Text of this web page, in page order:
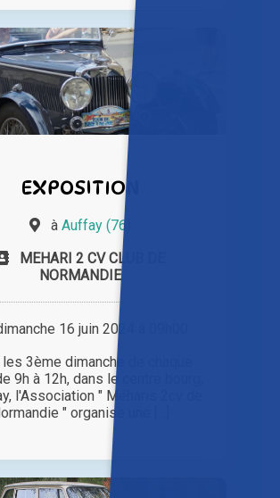
EXPOSITION
à Auffay (76)
MEHARI 2 CV CLUB DE
NORMANDIE
16 juin 2024 à 09h00
3ème dimanche de chaque
9h à 12h, dans le centre bourg,
l'Association " Méharis 2cv de
" organise une [...]